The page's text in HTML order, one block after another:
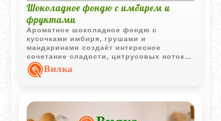
Шоколадное фондю с имбирем и
фруктами
Ароматное шоколадное фондю с
кусочками имбиря, грушами и
мандаринами создаёт интересное
сочетание сладости, цитрусовых ноток и
лёгкой пряности. Такой десерт станет
украшением уютного вечера или
Вилка